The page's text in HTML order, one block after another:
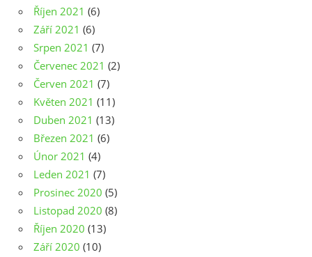
Říjen 2021 (6)
Září 2021 (6)
Srpen 2021 (7)
Červenec 2021 (2)
Červen 2021 (7)
Květen 2021 (11)
Duben 2021 (13)
Březen 2021 (6)
Únor 2021 (4)
Leden 2021 (7)
Prosinec 2020 (5)
Listopad 2020 (8)
Říjen 2020 (13)
Září 2020 (10)